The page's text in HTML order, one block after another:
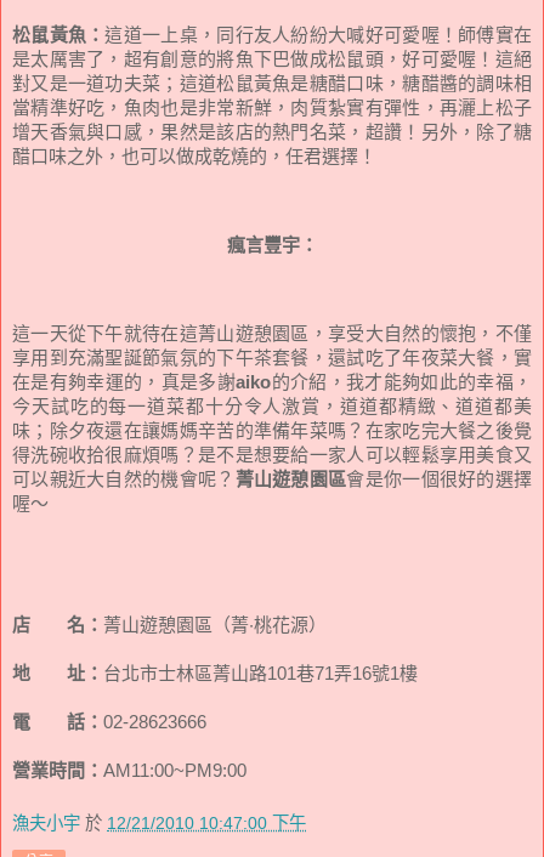
松鼠黃魚：這道一上桌，同行友人紛紛大喊好可愛喔！師傅實在
是太厲害了，超有創意的將魚下巴做成松鼠頭，好可愛喔！這絕
對又是一道功夫菜；這道松鼠黃魚是糖醋口味，糖醋醬的調味相
當精準好吃，魚肉也是非常新鮮，肉質紮實有彈性，再灑上松子
增天香氣與口感，果然是該店的熱門名菜，超讚！另外，除了糖
醋口味之外，也可以做成乾燒的，任君選擇！
瘋言豐宇：
這一天從下午就待在這菁山遊憩園區，享受大自然的懷抱，不僅
享用到充滿聖誕節氣氛的下午茶套餐，還試吃了年夜菜大餐，實
在是有夠幸運的，真是多謝aiko的介紹，我才能夠如此的幸福，
今天試吃的每一道菜都十分令人激賞，道道都精緻、道道都美
味；除夕夜還在讓媽媽辛苦的準備年菜嗎？在家吃完大餐之後覺
得洗碗收拾很麻煩嗎？是不是想要給一家人可以輕鬆享用美食又
可以親近大自然的機會呢？ 菁山遊憩園區會是你一個很好的選擇
喔～
店 名： 菁山遊憩園區（菁‧桃花源）
地 址： 台北市士林區菁山路101巷71弄16號1樓
電 話： 02-28623666
營業時間： AM11:00~PM9:00
漁夫小宇 於 12/21/2010 10:47:00 下午